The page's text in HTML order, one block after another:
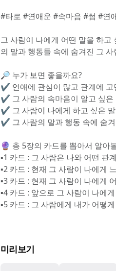
#타로 #연애운 #속마음 #썸 #연
그 사람이 나에게 어떤 말을 하
의 말과 행동들 속에 숨겨진 그
🔎 누가 보면 좋을까요?
✔️ 연애에 관심이 많고 관계에 고
✔️ 그 사람의 속마음이 알고 싶은
✔️ 그 사람이 나에게 하고 싶은
✔️ 그 사람의 말과 행동 속에 숨
🔮 총 5장의 카드를 뽑아서 알아
▪️1 카드 : 그 사람은 나와 어떤 관
▪️2 카드 : 현재 그 사람이 나에게
▪️3 카드 : 현재 그 사람이 나에게
▪️4 카드 : 앞으로 그 사람이 나에
▪️5 카드 : 그 사람에게 내가 어떻
미리보기